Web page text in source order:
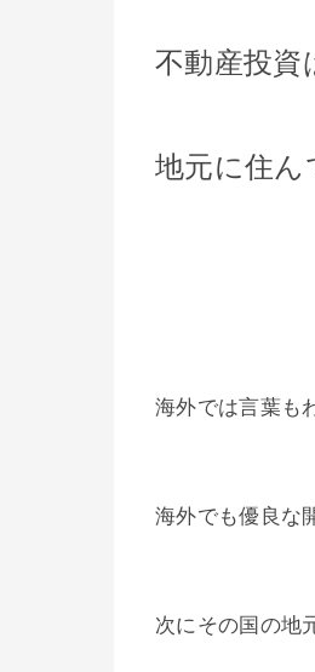
不動産投資
地元に住ん
海外では言葉も
海外でも優良な
次にその国の地